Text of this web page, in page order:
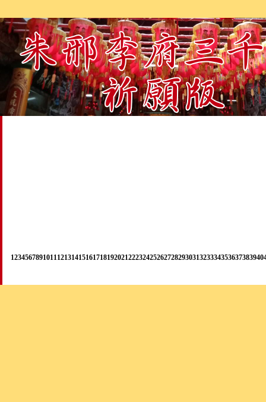
12345678910111213141516171819202122232425262728293031323334353637383940